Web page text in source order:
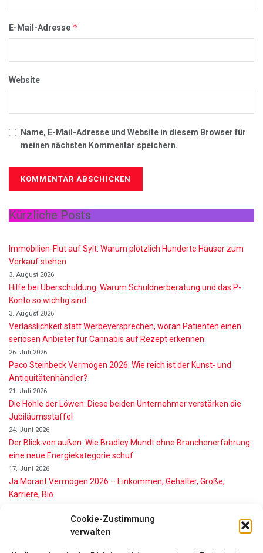
Cookie-Zustimmung
verwalten
E-Mail-Adresse *
Website
Name, E-Mail-Adresse und Website in diesem Browser für
meinen nächsten Kommentar speichern.
Kürzliche Posts
Immobilien-Flut auf Sylt: Warum plötzlich Hunderte Häuser zum
Verkauf stehen
3. August 2026
Hilfe bei Überschuldung: Warum Schuldnerberatung und das P-
Konto so wichtig sind
3. August 2026
Verlässlichkeit statt Werbeversprechen, woran Patienten einen
seriösen Anbieter für Cannabis auf Rezept erkennen
26. Juli 2026
Paco Steinbeck Vermögen 2026: Wie reich ist der Kunst- und
Antiquitätenhändler?
21. Juli 2026
Die Höhle der Löwen: Diese beiden Unternehmer verstärken die
Jubiläumsstaffel
24. Juni 2026
Der Blick von außen: Wie Bradley Mundt ohne Branchenerfahrung
eine neue Energiekategorie schuf
17. Juni 2026
Ja Morant Vermögen 2026 – Einkommen, Gehälter, Größe,
Karriere, Bio
Alice Walton Vermögen 2026: So reich ist die Walmart-Erbin